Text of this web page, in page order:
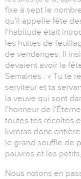
fixe à sept le
qu'il appelle fête
l'habitude était
les huttes de
de vendanges. Il
devaient avoir la
Semaines : « Tu te
serviteur et ta
la veuve qui sont
l'honneur de
toutes tes récoltes
livreras donc
le grand souffle de
pauvres et les
Nous notons en